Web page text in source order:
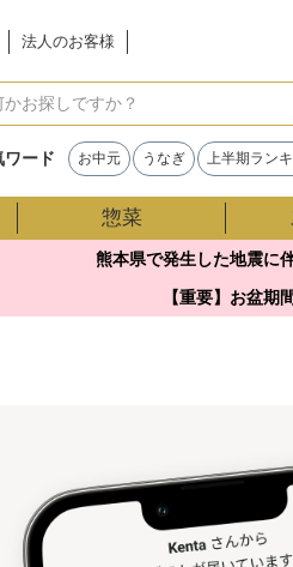
法人のお客様
検索
ワード お中元 うなぎ 上半期ラン
惣菜
熊本県で発生した地震
【重要】お盆